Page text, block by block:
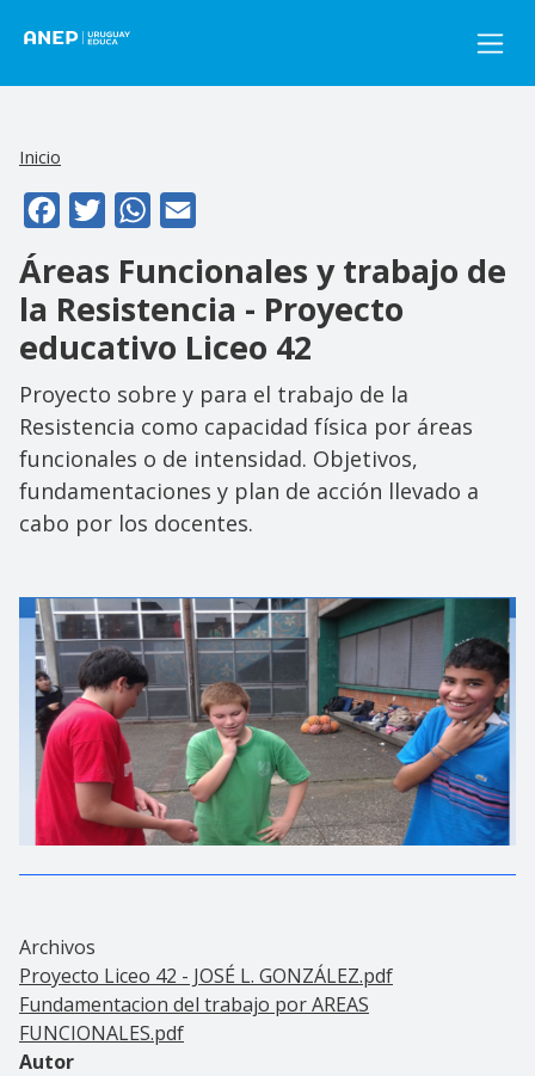
Inicio
FacebookTwitterWhatsApp
Áreas Funcionales y trabajo de
la Resistencia - Proyecto
educativo Liceo 42
Proyecto sobre y para el trabajo de la
Resistencia como capacidad física por áreas
funcionales o de intensidad. Objetivos,
fundamentaciones y plan de acción llevado a
cabo por los docentes.
Archivos
Proyecto Liceo 42 - JOSÉ L. GONZÁLEZ.pdf
Fundamentacion del trabajo por AREAS
FUNCIONALES.pdf
Autor